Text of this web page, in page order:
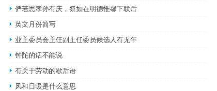
俨若思孝孙有庆，祭如在明德惟馨下联后
英文月份简写
业主委员会主仼副主任委员候选人有无年
钟陀的话不能说
有关于劳动的歇后语
风和日暖是什么意思